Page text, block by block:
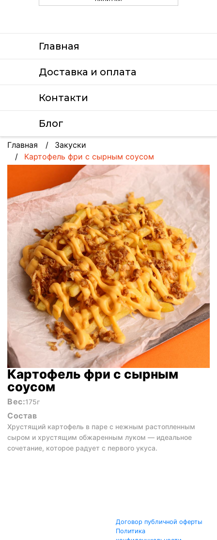
Главная
Доставка и оплата
Контакти
Блог
Главная
Закуски
Картофель фри с сырным соусом
Картофель фри с сырным
соусом
Вес:175г
Состав
Хрустящий картофель в паре с нежным растопленным
сыром и хрустящим обжаренным луком — идеальное
сочетание, которое радует с первого укуса.
Договор публичной оферты
Политика